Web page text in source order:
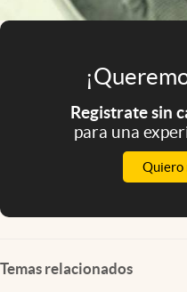
abre en nueva pestaña
Registrate sin
para una
Quiero
Temas relacionados